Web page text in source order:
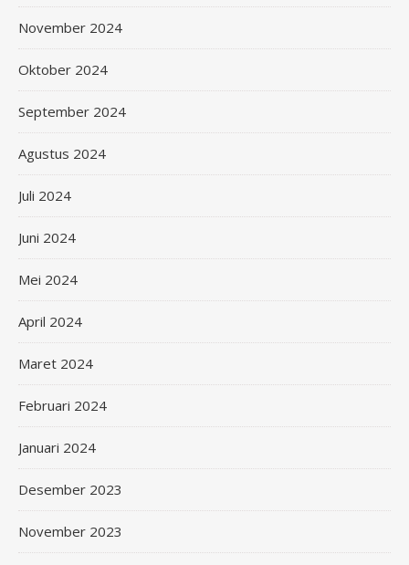
November 2024
Oktober 2024
September 2024
Agustus 2024
Juli 2024
Juni 2024
Mei 2024
April 2024
Maret 2024
Februari 2024
Januari 2024
Desember 2023
November 2023